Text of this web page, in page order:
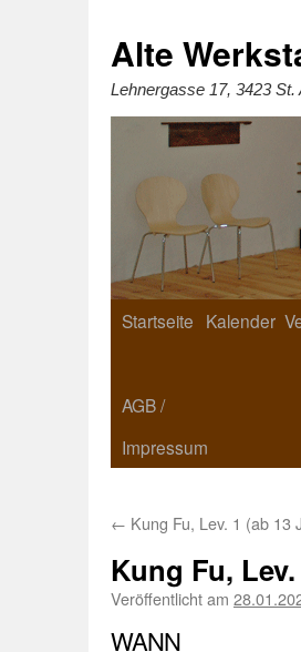
Alte
Lehnergasse 17, 3423 St.
Startseite Kalender
AGB /
Impressum
← Kung Fu, Lev. 1 (ab 13
Kung Fu,
Veröffentlicht am
WANN